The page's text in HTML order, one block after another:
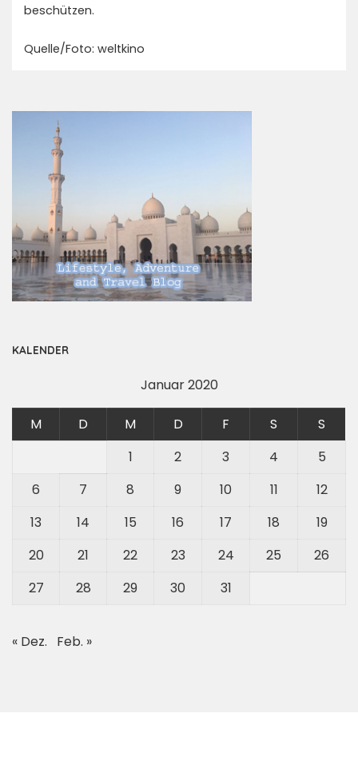
beschützen.
Quelle/Foto: weltkino
KALENDER
Januar 2020
M D M D F S
S
1
2 3 4
5
6
7 8 9 10 11
12
13
14 15 16 17 18
19
20
21 22 23 24 25
26
27
28 29 30 31
« Dez. Feb. »